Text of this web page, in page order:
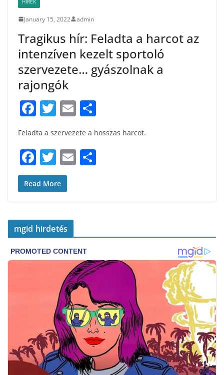
January 15, 2022 admin
Tragikus hír: Feladta a harcot az
intenzíven kezelt sportoló
szervezete… gyászolnak a
rajongók
F
c
e
b
o
k
T
itt
er
E
ai ar
Feladta a szervezete a hosszas harcot.
F
a
c
b
o
o
T
w
itt
E
Read More
mgid hirdetés